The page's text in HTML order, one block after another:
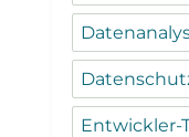
Entwickler-